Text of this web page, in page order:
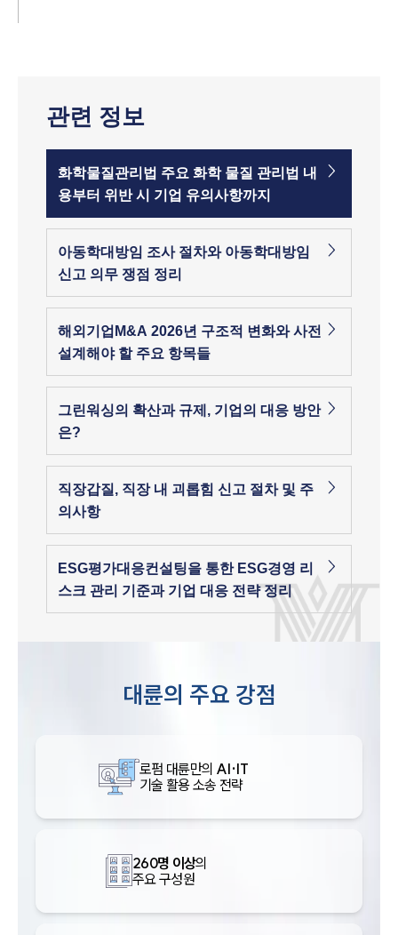
관련 정보
화학물질관리법 주요 화학 물질 관리법 내
용부터 위반 시 기업 유의사항까지
아동학대방임 조사 절차와 아동학대방임
신고 의무 쟁점 정리
해외기업M&A 2026년 구조적 변화와 사전
설계해야 할 주요 항목들
그린워싱의 확산과 규제, 기업의 대응 방안
은?
직장갑질, 직장 내 괴롭힘 신고 절차 및 주
의사항
ESG평가대응컨설팅을 통한 ESG경영 리
스크 관리 기준과 기업 대응 전략 정리
대륜의 주요 강점
로펌 대륜만의 AI·IT
기술 활용 소송 전략
260명 이상의
주요 구성원